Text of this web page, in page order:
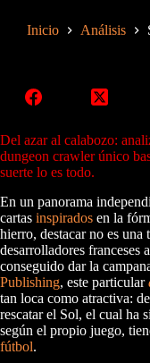
Inicio Análisis
Del azar al calabozo:
dungeon crawler único
suerte lo es todo.
En un panorama
cartas inspirados en la
hierro, destacar no es
desarrolladores franceses
conseguido dar la
Publishing, este particular
tan loca como atractiva:
rescatar el Sol, el cual ha
según el propio juego,
fútbol.